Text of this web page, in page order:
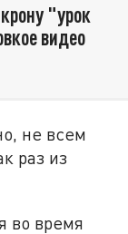
"урок
видео
не всем
раз из
во время